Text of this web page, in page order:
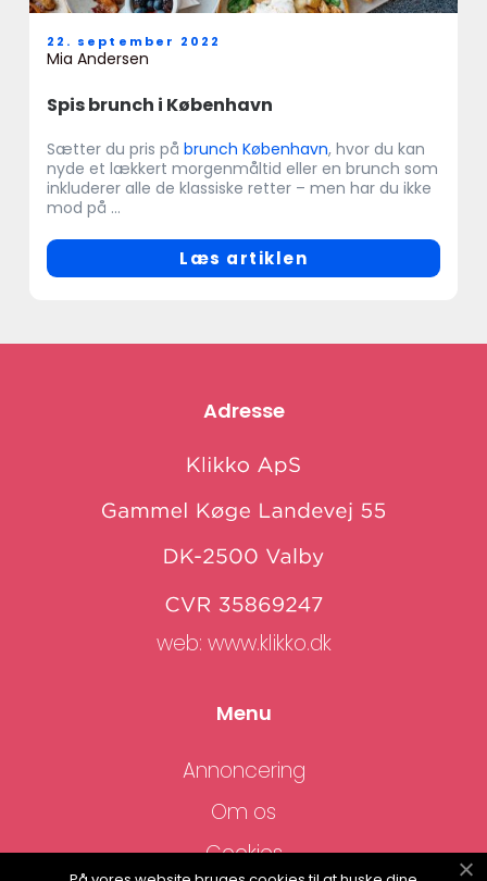
Spis brunch i København
22. september 2022
Mia Andersen
Sætter du pris på brunch København, hvor du kan
nyde et lækkert morgenmåltid eller en brunch som
inkluderer alle de klassiske retter – men har du ikke
mod på ...
Læs artiklen
Adresse
web: www.klikko.dk
Menu
Annoncering
Om os
Cookies